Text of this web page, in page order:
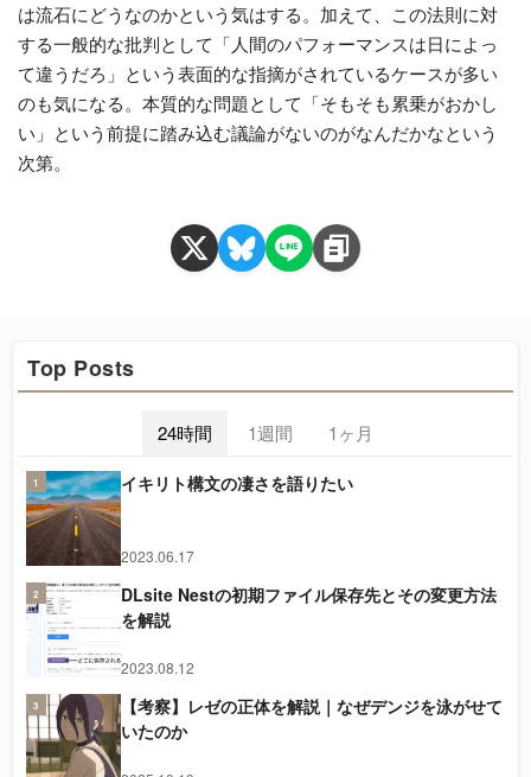
は流石にどうなのかという気はする。加えて、この法則に対
する一般的な批判として「人間のパフォーマンスは日によっ
て違うだろ」という表面的な指摘がされているケースが多い
のも気になる。本質的な問題として「そもそも累乗がおかし
い」という前提に踏み込む議論がないのがなんだかなという
次第。
Top Posts
24時間 1週間 1ヶ月
1 イキリト構文の凄さを語りたい
2023.06.17
2
DLsite Nestの初期ファイル保存先とその変更方法
を解説
2023.08.12
3
【考察】レゼの正体を解説｜なぜデンジを泳がせて
いたのか